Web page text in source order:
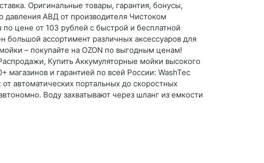
Оригинальные товары, гарантия, бонусы,
давления АВД от производителя Чистоком
цене от 103 рублей с быстрой и бесплатной
большой ассортимент различных аксессуаров для
– покупайте на OZON по выгодным ценам!
Купить Аккумуляторные мойки высокого
и гарантией по всей России: WashTec
автоматических портальных до скоростных
Воду захватывают через шланг из емкости